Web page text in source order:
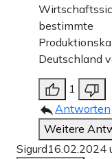
bestimmte
Deutschland
1
Antworten
Weitere
Sigurd16.02.2024